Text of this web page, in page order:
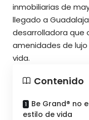
inmobiliarias de
llegado a
desarrolladora
amenidades de
vida.
Contenido
Be Grand® no
estilo de vida